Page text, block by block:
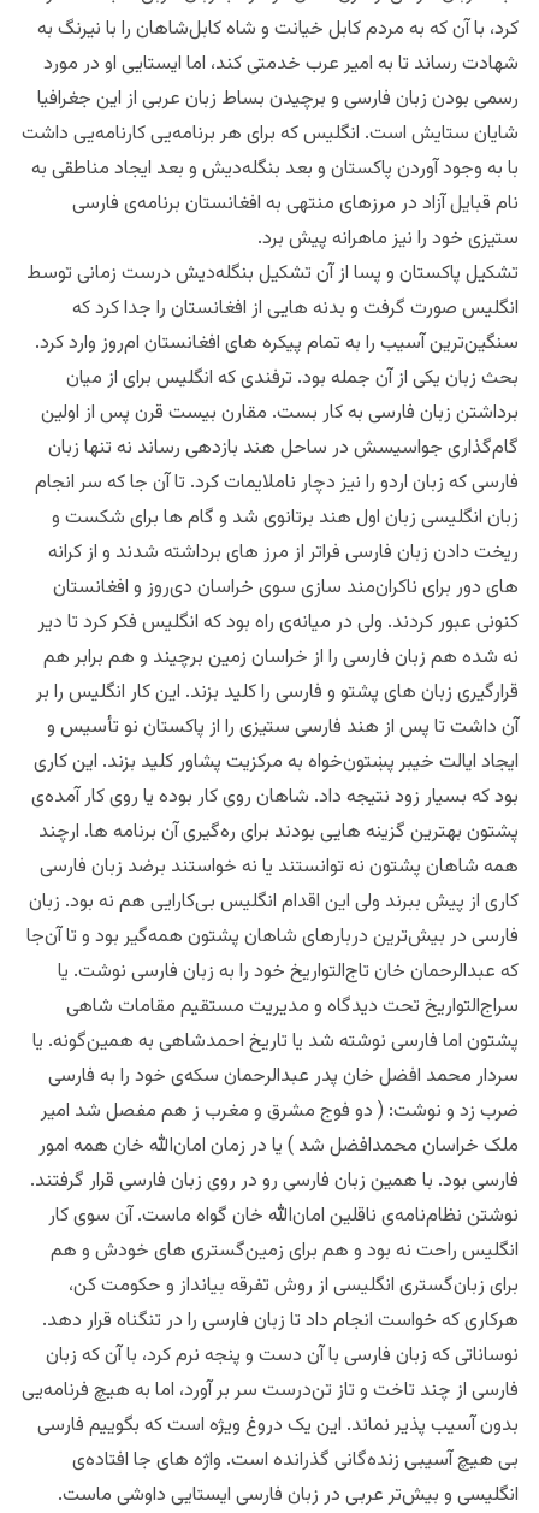
کرد، با آن که به مردم کابل خیانت و شاه کابل‌شاهان را با نیرنگ به
شهادت رساند تا به امیر عرب خدمتی کند، اما ایستایی او در مورد
رسمی بودن زبان فارسی و برچیدن بساط زبان عربی از این جغرافیا
شایان ستایش است. انگلیس که برای هر برنامه‌یی کارنامه‌یی داشت
با به وجود آوردن پاکستان و بعد بنگله‌دیش و بعد ایجاد مناطقی به
نام قبایل آزاد در مرزهای منتهی به افغانستان برنامه‌ی فارسی
ستیزی خود را نیز ماهرانه پیش برد.
تشکیل پاکستان و پسا از آن تشکیل بنگله‌دیش درست زمانی توسط
انگلیس صورت گرفت و بدنه هایی از افغانستان را جدا کرد که
سنگین‌ترین آسیب را به تمام پیکره های افغانستان ام‌روز وارد کرد.
بحث زبان یکی از آن جمله بود.‌ ترفندی که انگلیس برای از میان
برداشتن زبان فارسی به کار بست. مقارن بیست قرن پس از اولین
گام‌گذاری جواسیسش در ساحل هند بازدهی رساند نه تنها زبان
فارسی که زبان اردو را نیز دچار ناملایمات کرد. تا آن جا که سر انجام
زبان انگلیسی زبان اول هند برتانوی شد و گام ها برای شکست و
ریخت دادن زبان فارسی فراتر از مرز های برداشته شدند و از کرانه
های دور برای ناکران‌مند سازی سوی خراسان دی‌روز و افغانستان
کنونی عبور کردند. ولی در میانه‌ی راه بود که انگلیس فکر کرد تا دیر
نه شده هم زبان فارسی را از خراسان زمین برچیند و هم برابر هم
قرارگیری زبان های پشتو و فارسی را کلید بزند. این کار انگلیس را بر
آن داشت تا پس از هند فارسی ستیزی را از پاکستان نو تأسیس و
ایجاد ایالت خیبر پښتون‌خواه به مرکزیت پشاور کلید بزند. این کاری
بود که بسیار زود نتیجه داد. شاهان روی کار بوده یا روی کار آمده‌‌ی
پشتون بهترین گزینه هایی بودند برای ره‌گیری آن برنامه ها. ارچند
همه شاهان پشتون نه توانستند یا نه خواستند برضد زبان فارسی
کاری از پیش ببرند ولی این اقدام انگلیس بی‌‌کارایی هم نه بود. زبان
فارسی در بیش‌ترین دربارهای شاهان پشتون همه‌گیر بود و تا آن‌جا
که عبدالرحمان خان تاج‌التواریخ خود را به زبان فارسی نوشت. یا
سراج‌التواریخ تحت دیدگاه و مدیریت مستقیم مقامات شاهی
پشتون اما فارسی نوشته شد یا تاریخ احمدشاهی به همین‌گونه. یا
سردار محمد افضل خان پدر عبدالرحمان سکه‌ی خود را به فارسی
ضرب زد و نوشت: ( دو فوج مشرق و مغرب ز هم مفصل شد امیر
ملک خراسان محمدافضل شد ) یا در زمان امان‌الله خان همه امور
فارسی بود. با همین زبان فارسی رو در روی زبان فارسی قرار گرفتند.
نوشتن نظام‌‌نامه‌ی ناقلین امان‌الله خان گواه ماست. آن سوی کار
انگلیس راحت نه بود و هم برای زمین‌گستری های خودش و هم
برای زبان‌گستری انگلیسی از روش تفرقه بیانداز و حکومت کن،
هرکاری که خواست انجام داد تا زبان فارسی را در تنگناه قرار دهد.
نوساناتی که زبان فارسی با آن دست ‌و پنجه نرم کرد، با آن که زبان
فارسی از چند تاخت و تاز تن‌درست سر بر آورد، اما به هیچ فرنامه‌یی
بدون آسیب پذیر نماند. این یک دروغ ویژه است که بگوییم فارسی
بی هیچ آسیبی زنده‌گانی گذرانده است. واژه های جا افتاده‌ی
انگلیسی و بیش‌تر عربی در زبان فارسی ایستایی داوشی ماست.